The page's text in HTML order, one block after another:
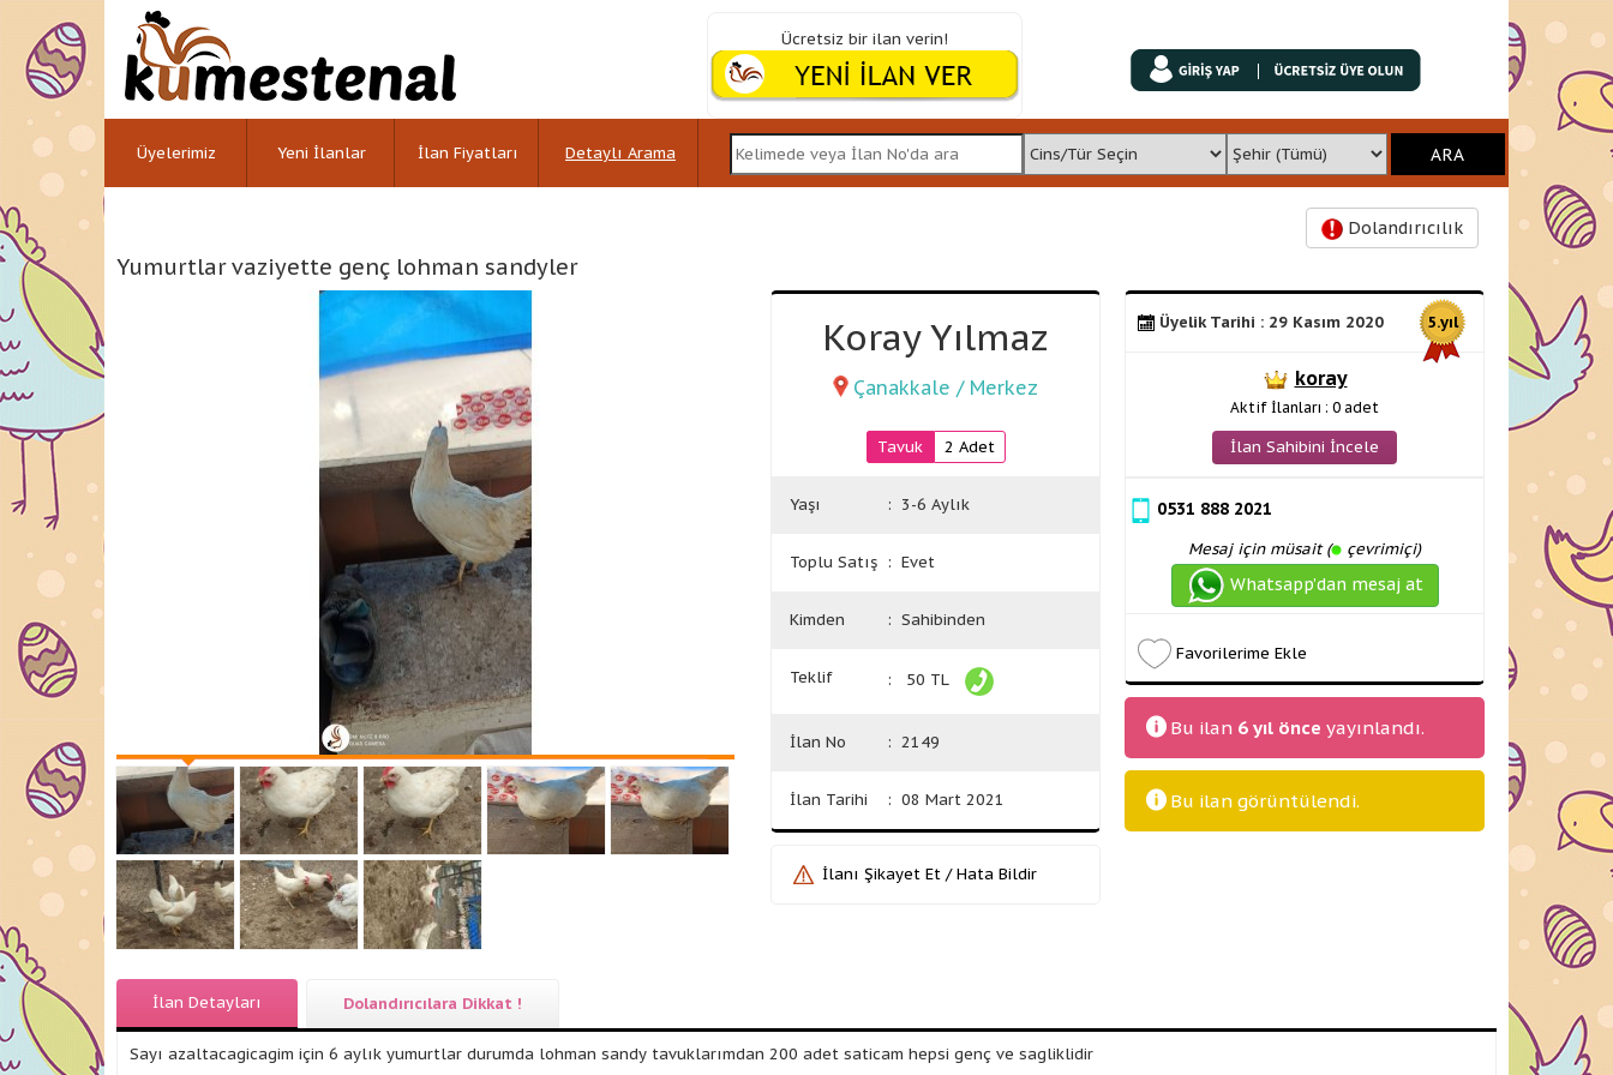
Ücretsiz bir ilan verin!
Üyelerimiz Yeni İlanlar İlan Fiyatları Detaylı Arama
Dolandırıcılık
Yumurtlar vaziyette genç lohman sandyler
Koray Yılmaz
Çanakkale / Merkez
Tavuk 2 Adet
Yaşı : 3-6 Aylık
Toplu Satış : Evet
Kimden : Sahibinden
Teklif : 50 TL
İlan No : 2149
İlan Tarihi : 08 Mart 2021
İlanı Şikayet Et / Hata Bildir
Üyelik Tarihi : 29 Kasım 2020 5.yıl
koray
Aktif İlanları : 0 adet
İlan Sahibini İncele
0531 888 2021
Mesaj için müsait ( çevrimiçi)
Whatsapp’dan mesaj at
Favorilerime Ekle
Bu ilan 6 yıl önce yayınlandı.
Bu ilan görüntülendi.
İlan Detayları Dolandırıcılara Dikkat !
Sayı azaltacagicagim için 6 aylık yumurtlar durumda lohman sandy tavuklarımdan 200 adet saticam hepsi genç ve sagliklidir